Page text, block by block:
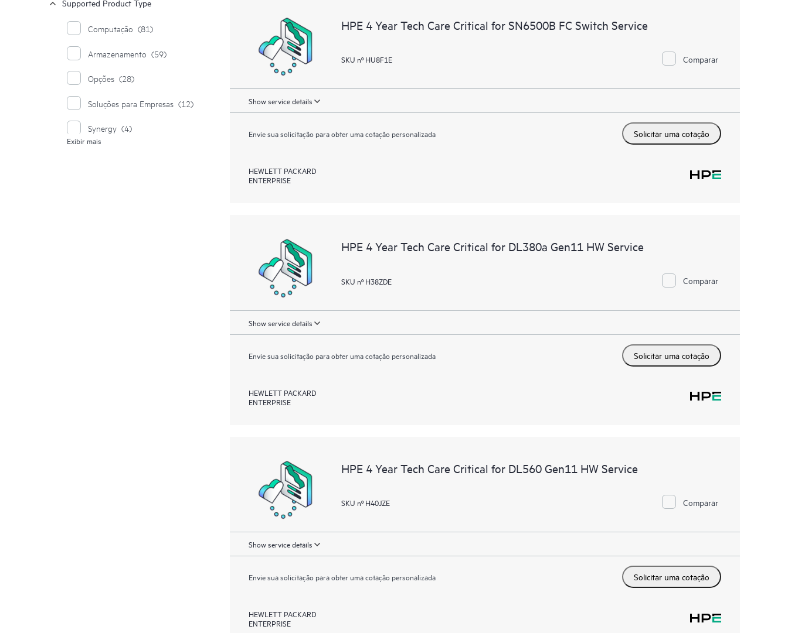
interagem entre si. Novas ferramentas de autoatendimento permitem que os clientes
também um portal de recursos e conteúdos selecionados. O serviço HPE Tech Care
oferece acesso a recursos HPE que ajudarão a alcançar a excelência operacional e a
Supported Product Type
Computação (81)
Armazenamento (59)
Opções (28)
Soluções para Empresas (12)
Synergy (4)
Exibir mais
HPE 4 Year Tech Care Critical for SN6500B FC Switch Service
SKU nº HU8F1E Comparar
Show service details
Envie sua solicitação para obter uma cotação personalizada Solicitar uma cotação
HEWLETT PACKARD
ENTERPRISE
HPE 4 Year Tech Care Critical for DL380a Gen11 HW Service
SKU nº H38ZDE Comparar
Show service details
Envie sua solicitação para obter uma cotação personalizada Solicitar uma cotação
HEWLETT PACKARD
ENTERPRISE
HPE 4 Year Tech Care Critical for DL560 Gen11 HW Service
SKU nº H40JZE Comparar
Show service details
Envie sua solicitação para obter uma cotação personalizada Solicitar uma cotação
HEWLETT PACKARD
ENTERPRISE